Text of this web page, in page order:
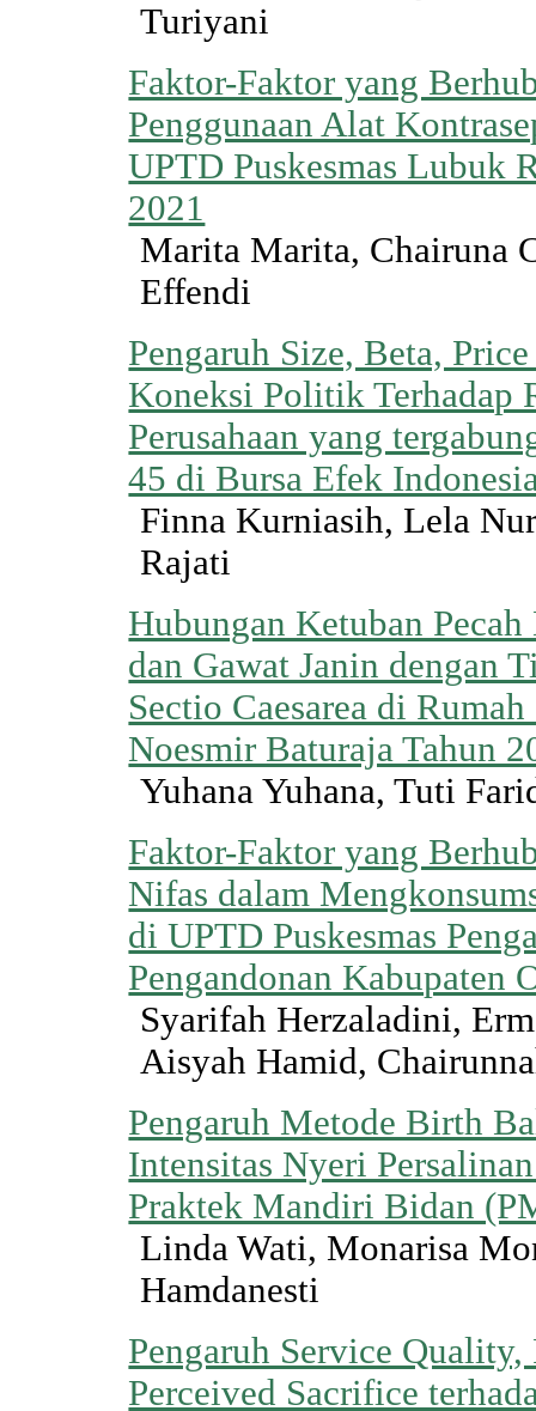
Turiyani
Faktor-Faktor yang
Penggunaan Alat
UPTD Puskesmas Lubuk
2021
Marita Marita, Chairuna
Effendi
Pengaruh Size, Beta,
Koneksi Politik Terhadap
Perusahaan yang
45 di Bursa Efek
Finna Kurniasih, Lela
Rajati
Hubungan Ketuban
dan Gawat Janin dengan
Sectio Caesarea di
Noesmir Baturaja Tahun
Yuhana Yuhana, Tuti
Faktor-Faktor yang
Nifas dalam
di UPTD Puskesmas
Pengandonan Kabupaten
Syarifah Herzaladini,
Aisyah Hamid,
Pengaruh Metode Birth
Intensitas Nyeri
Praktek Mandiri Bidan
Linda Wati, Monarisa
Hamdanesti
Pengaruh Service
Perceived Sacrifice